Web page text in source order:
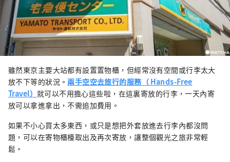
雖然東京主要大站都有設置置物櫃，但經常沒有空間或行李太大
放不下等的狀況。 兩手空空去旅行的服務（ Hands-Free
Travel） 就可以不用擔心這些啦，在這裏寄放的行李，一天內寄
放可以拿進拿出，不需追加費用。
如果不小心買太多東西，或只是想把外套放進去行李內都沒問
題，可以在寄物櫃檯取出及再次寄放，讓整個觀光之旅非常輕
鬆。